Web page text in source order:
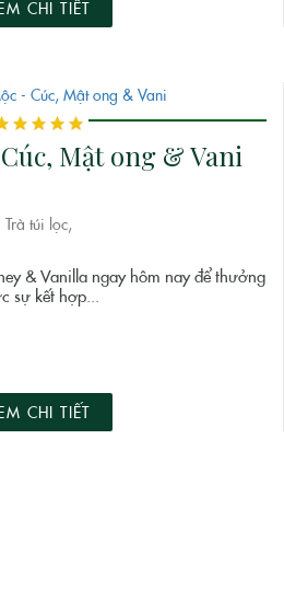
CHI TIẾT
Mật ong & Vani
Trà túi lọc,
& Vanilla ngay hôm nay để thưởng
sự kết hợp...
CHI TIẾT